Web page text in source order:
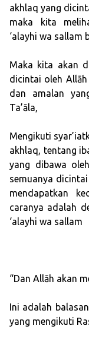
akhlaq yang
maka kita
‘alayhi wa sallam
Maka kita akan
dicintai oleh Allāh
dan amalan
Ta’āla,
Mengikuti
akhlaq, tentang
yang dibawa
semuanya
mendapatkan
caranya adalah
‘alayhi wa sallam
“Dan Allāh akan
Ini adalah
yang mengikuti